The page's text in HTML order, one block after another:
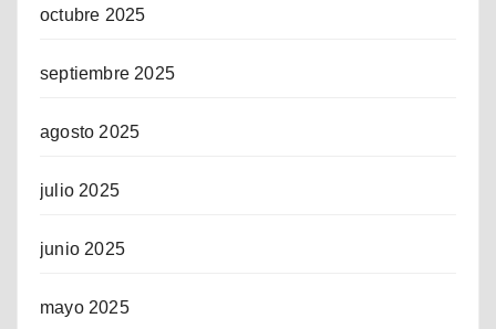
octubre 2025
septiembre 2025
agosto 2025
julio 2025
junio 2025
mayo 2025